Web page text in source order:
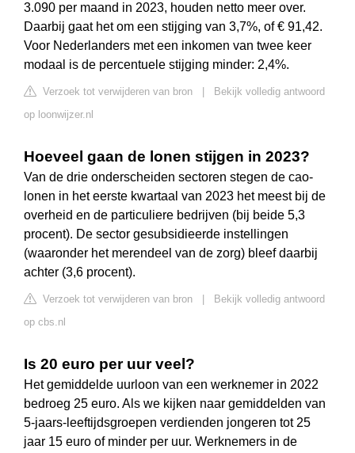
3.090 per maand in 2023, houden netto meer over.
Daarbij gaat het om een stijging van 3,7%, of € 91,42.
Voor Nederlanders met een inkomen van twee keer
modaal is de percentuele stijging minder: 2,4%.
Verzoek tot verwijderen van bron
Bekijk volledig antwoord
op loonwijzer.nl
Hoeveel gaan de lonen stijgen in 2023?
Van de drie onderscheiden sectoren stegen de cao-
lonen in het eerste kwartaal van 2023 het meest bij de
overheid en de particuliere bedrijven (bij beide 5,3
procent). De sector gesubsidieerde instellingen
(waaronder het merendeel van de zorg) bleef daarbij
achter (3,6 procent).
Verzoek tot verwijderen van bron
Bekijk volledig antwoord
op cbs.nl
Is 20 euro per uur veel?
Het gemiddelde uurloon van een werknemer in 2022
bedroeg 25 euro. Als we kijken naar gemiddelden van
5-jaars-leeftijdsgroepen verdienden jongeren tot 25
jaar 15 euro of minder per uur. Werknemers in de